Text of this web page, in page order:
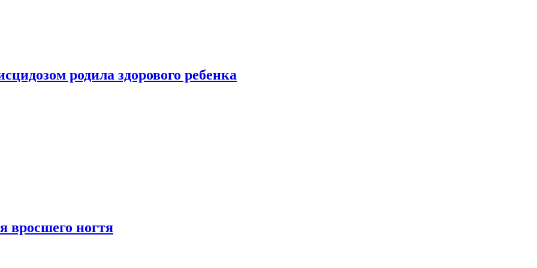
родила здорового ребенка
вросшего ногтя